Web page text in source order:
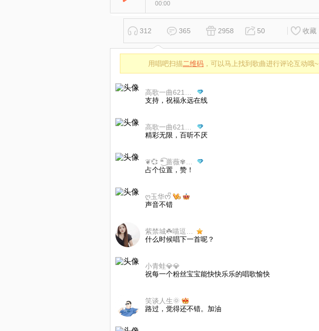
00:00
312 365 2958 50 收藏
用唱吧扫描二维码 ，可以马上找到歌曲进行评论互动哦~
支持，祝福永远在线
精彩无限，百听不厌
占个位置，赞！
ღ玉华ᰔᩚ
声音不错
什么时候唱下一首呢？
小青蛙💎💎
祝每一个粉丝宝宝能快快乐乐的唱歌愉快
笑谈人生🌞
路过，觉得还不错。加油